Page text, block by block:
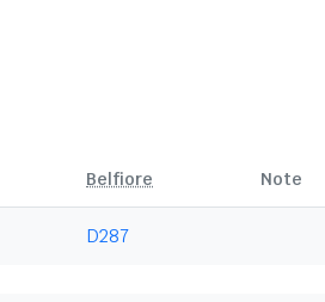
Belfiore Note
D287